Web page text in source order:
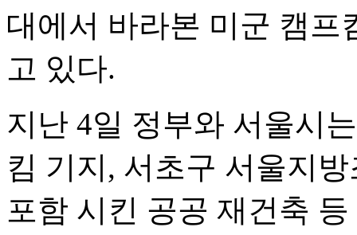
대에서 바라본 미군 캠프
고 있다.
지난 4일 정부와 서울시
킴 기지, 서초구 서울지
포함 시킨 공공 재건축